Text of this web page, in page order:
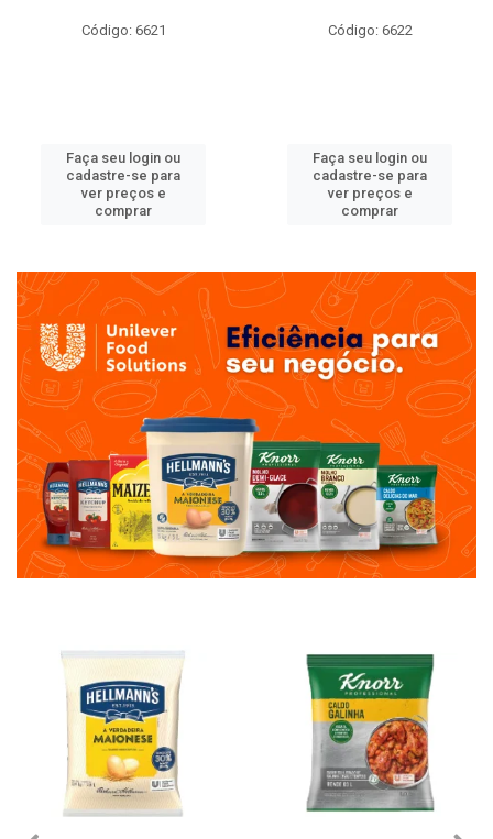
Código: 6621
Faça seu login ou
cadastre-se para
ver preços e
comprar
Código: 6622
Faça seu login ou
cadastre-se para
ver preços e
comprar